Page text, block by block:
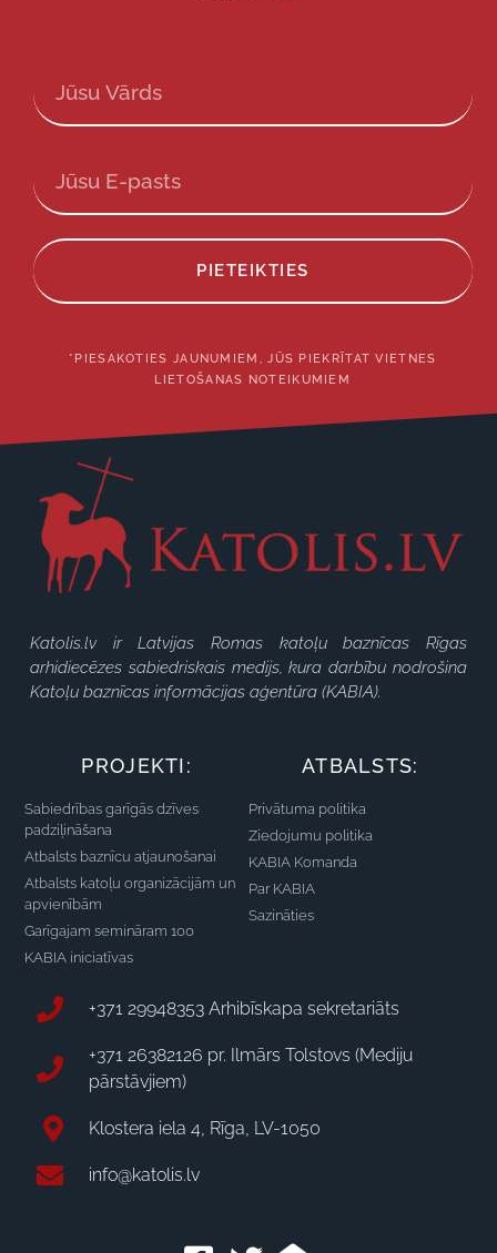
PIETEIKTIES
*PIESAKOTIES JAUNUMIEM, JŪS PIEKRĪTAT VIETNES
LIETOŠANAS NOTEIKUMIEM
Katolis.lv ir Latvijas Romas katoļu baznīcas Rīgas
arhidiecēzes sabiedriskais medijs, kura darbību nodrošina
Katoļu baznīcas informācijas aģentūra (KABIA).
PROJEKTI:
Sabiedrības garīgās dzīves
padziļināšana
Atbalsts baznīcu atjaunošanai
Atbalsts katoļu organizācijām un
apvienībām
Garīgajam semināram 100
KABIA iniciatīvas
ATBALSTS:
Privātuma politika
Ziedojumu politika
KABIA Komanda
Par KABIA
Sazināties
+371 29948353 Arhibīskapa sekretariāts
+371 26382126 pr. Ilmārs Tolstovs (Mediju
pārstāvjiem)
Klostera iela 4, Rīga, LV-1050
info@katolis.lv